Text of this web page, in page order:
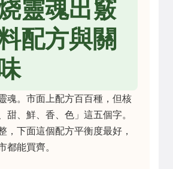
靈魂出竅
配方與關
魂。市面上配方百百種，但核
甜、鮮、香、色」這五個字。
，下面這個配方平衡度最好，
都能買齊。